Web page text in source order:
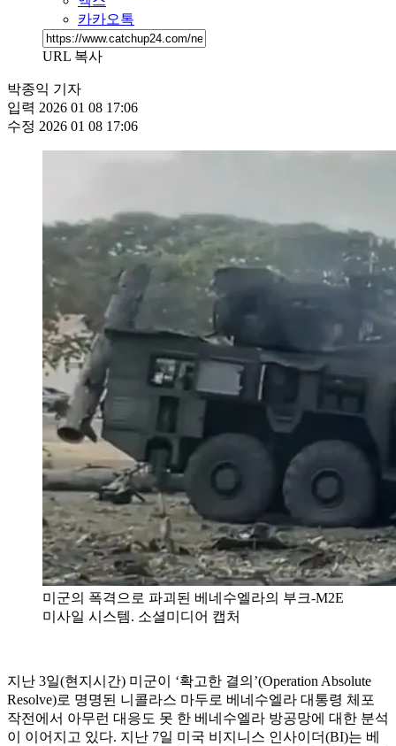
카카오톡
URL 복사
박종익 기자
입력 2026 01 08 17:06
수정 2026 01 08 17:06
미군의 폭격으로 파괴된 베네수엘라의 부크-M2E
미사일 시스템. 소셜미디어 캡처
지난 3일(현지시간) 미군이 ‘확고한 결의’(Operation Absolute
Resolve)로 명명된 니콜라스 마두로 베네수엘라 대통령 체포
작전에서 아무런 대응도 못 한 베네수엘라 방공망에 대한 분석
이 이어지고 있다. 지난 7일 미국 비지니스 인사이더(BI)는 베